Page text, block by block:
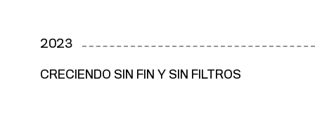
CRECIENDO SIN FIN Y SIN FILTROS
2023